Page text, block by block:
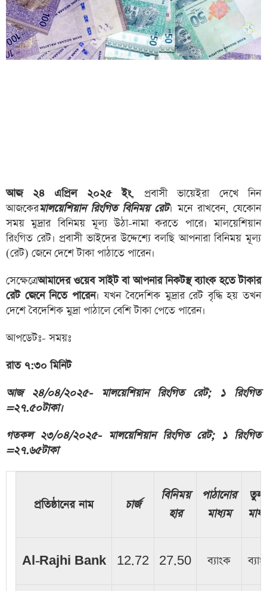
আজ ২৪ এপ্রিল ২০২৫ ইং, প্রবাসী ভায়েইরা দেখে নিন
আজকেরমালয়েশিয়ান রিংগিত বিনিময় রেট। মনে রাখবেন, যেকোন
সময় মুদ্রার বিনিময় মূল্য উঠা-নামা করতে পারে। মালয়েশিয়ান
রিংগিত রেট। প্রবাসী ভাইদের উদ্দেশ্যে বলছি আপনারা বিনিময় মূল্য
(রেট) জেনে দেশে টাকা পাঠাতে পারেন।
সেক্ষেত্রেআমাদের ওয়েব সাইট বা আপনার নিকটস্থ ব্যাংক হতে টাকার
রেট জেনে নিতে পারেন। যখন বৈদেশিক মুদ্রার রেট বৃদ্ধি হয় তখন
দেশে বৈদেশিক মুদ্রা পাঠালে বেশি টাকা পেতে পারেন।
আপডেটঃ- সময়ঃ
রাত ৭:৩০ মিনিট
আজ ২৪/০৪/২০২৫- মালয়েশিয়ান রিংগিত রেট; ১ রিংগিত
=২৭.৫০টাকা।
গতকল ২৩/০৪/২০২৫- মালয়েশিয়ান রিংগিত রেট; ১ রিংগিত
=২৭.৬৫টাকা
প্রতিষ্ঠানের নাম চার্জ
বিনিময়
হার
পাঠানোর
মাধ্যম
Al-Rajhi Bank 12.72 27.50 ব্যাংক